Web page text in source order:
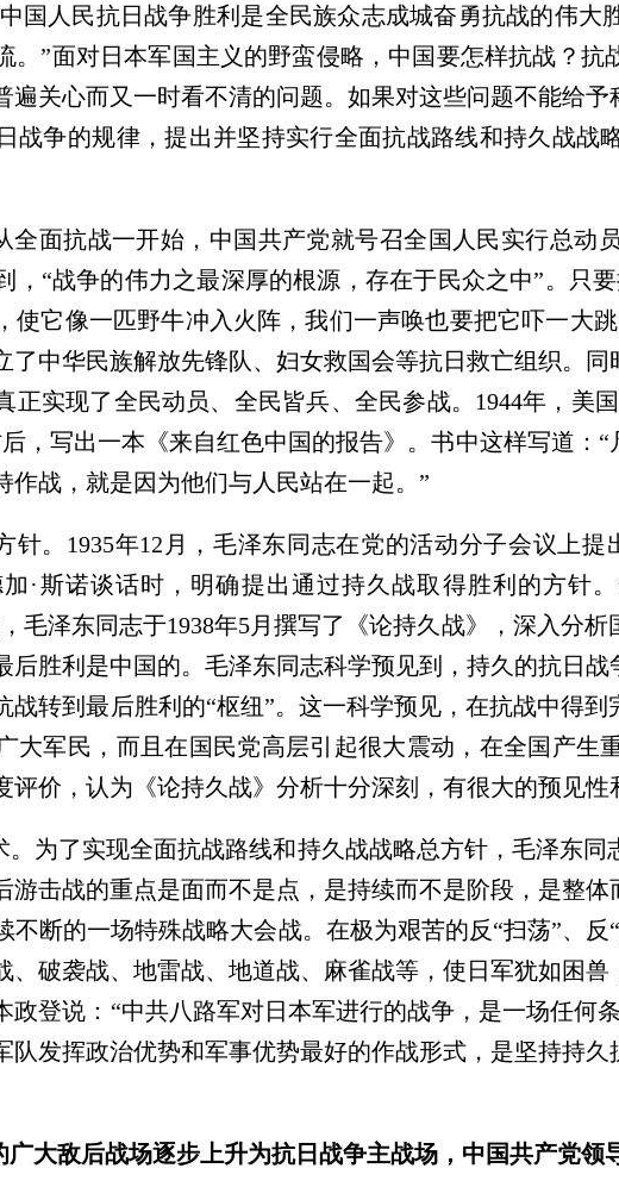
国人民抗日战争胜利是全民族众志成城奋勇抗战的伟
。”面对日本军国主义的野蛮侵略，中国要怎样抗战？
遍关心而又一时看不清的问题。如果对这些问题不能给
战争的规律，提出并坚持实行全面抗战路线和持久战战
全面抗战一开始，中国共产党就号召全国人民实行总动
，“战争的伟力之最深厚的根源，存在于民众之中”。只
使它像一匹野牛冲入火阵，我们一声唤也要把它吓一大
了中华民族解放先锋队、妇女救国会等抗日救亡组织。
正实现了全民动员、全民皆兵、全民参战。1944年，美
，写出一本《来自红色中国的报告》。书中这样写道：
作战，就是因为他们与人民站在一起。”
针。1935年12月，毛泽东同志在党的活动分子会议上
·斯诺谈话时，明确提出通过持久战取得胜利的方针
毛泽东同志于1938年5月撰写了《论持久战》，深入分
后胜利是中国的。毛泽东同志科学预见到，持久的抗日
战转到最后胜利的“枢纽”。这一科学预见，在抗战中得
大军民，而且在国民党高层引起很大震动，在全国产生
评价，认为《论持久战》分析十分深刻，有很大的预见性
。为了实现全面抗战路线和持久战战略总方针，毛泽东
游击战的重点是面而不是点，是持续而不是阶段，是整
不断的一场特殊战略大会战。在极为艰苦的反“扫荡”、
、破袭战、地雷战、地道战、麻雀战等，使日军犹如困
政登说：“中共八路军对日本军进行的战争，是一场任何
队发挥政治优势和军事优势最好的作战形式，是坚持持
广大敌后战场逐步上升为抗日战争主战场，中国共产党